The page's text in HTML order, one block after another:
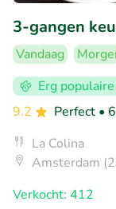
3-gangen
Vandaag
Erg
9.2
Perfect •
La Colina
Amsterdam
Verkocht: 412